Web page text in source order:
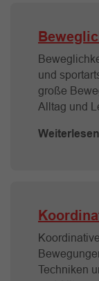
und
große
Alltag und
Weiterlesen
Techniken